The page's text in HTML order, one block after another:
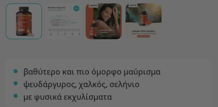
βαθύτερο και πιο όμορφο μαύρισμα
ψευδάργυρος, χαλκός, σελήνιο
με φυσικά εκχυλίσματα